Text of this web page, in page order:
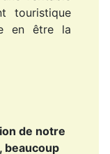
touristique
en être la
de notre
beaucoup